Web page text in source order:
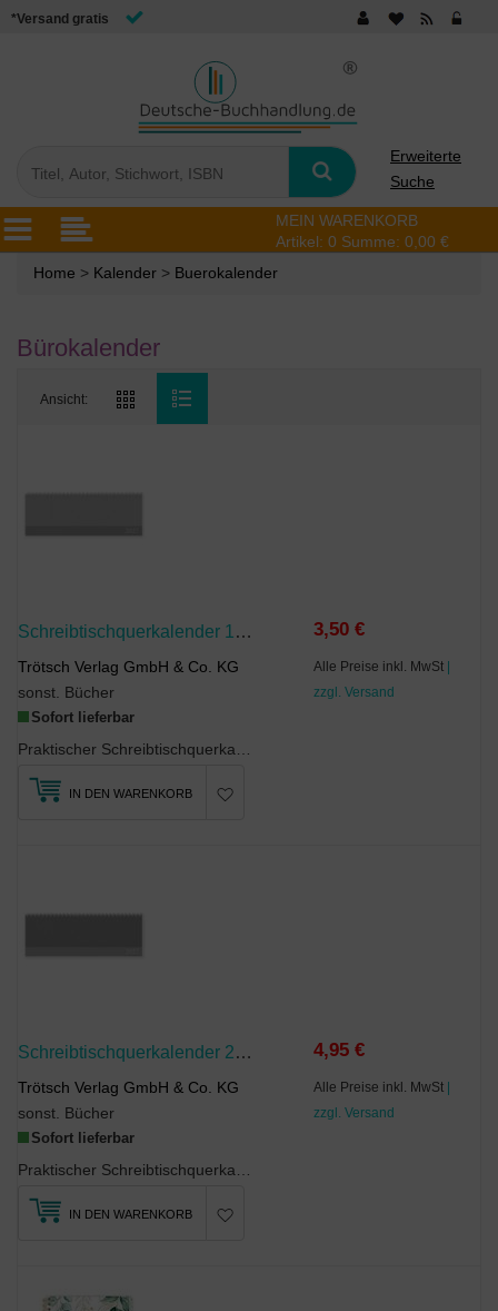
*Versand gratis
Erweiterte
Suche
MEIN WARENKORB
Artikel: 0 Summe: 0,00 €
Home > Kalender > Buerokalender
Bürokalender
Ansicht:
Schreibtischquerkalender 1 2027
Trötsch Verlag GmbH & Co. KG
sonst. Bücher
Sofort lieferbar
3,50 €
Alle Preise inkl. MwSt |
zzgl. Versand
IN DEN WARENKORB
Schreibtischquerkalender 2 2027
Trötsch Verlag GmbH & Co. KG
sonst. Bücher
Sofort lieferbar
4,95 €
Alle Preise inkl. MwSt |
zzgl. Versand
IN DEN WARENKORB